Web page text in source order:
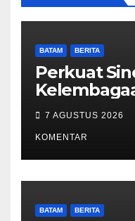
BATAM BERITA
Perkuat
dan BPOM
Pelayanan
Obat Aman
7 AGUSTUS 2026
KOMENTAR
BATAM BERITA